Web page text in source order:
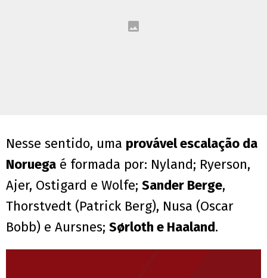
Nesse sentido, uma provável escalação da
Noruega é formada por: Nyland; Ryerson,
Ajer, Ostigard e Wolfe; Sander Berge,
Thorstvedt (Patrick Berg), Nusa (Oscar
Bobb) e Aursnes; Sørloth e Haaland.